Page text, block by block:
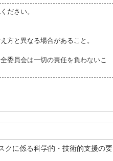
ださい。
方と異なる場合があること。
委員会は一切の責任を負わないこ
クに係る科学的・技術的支援の要